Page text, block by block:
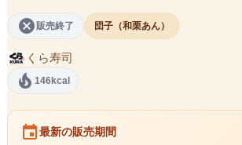
cancel 販売終了 団子（和栗あん）
くら寿司
local_fire_department 146kcal
event最新の販売期間